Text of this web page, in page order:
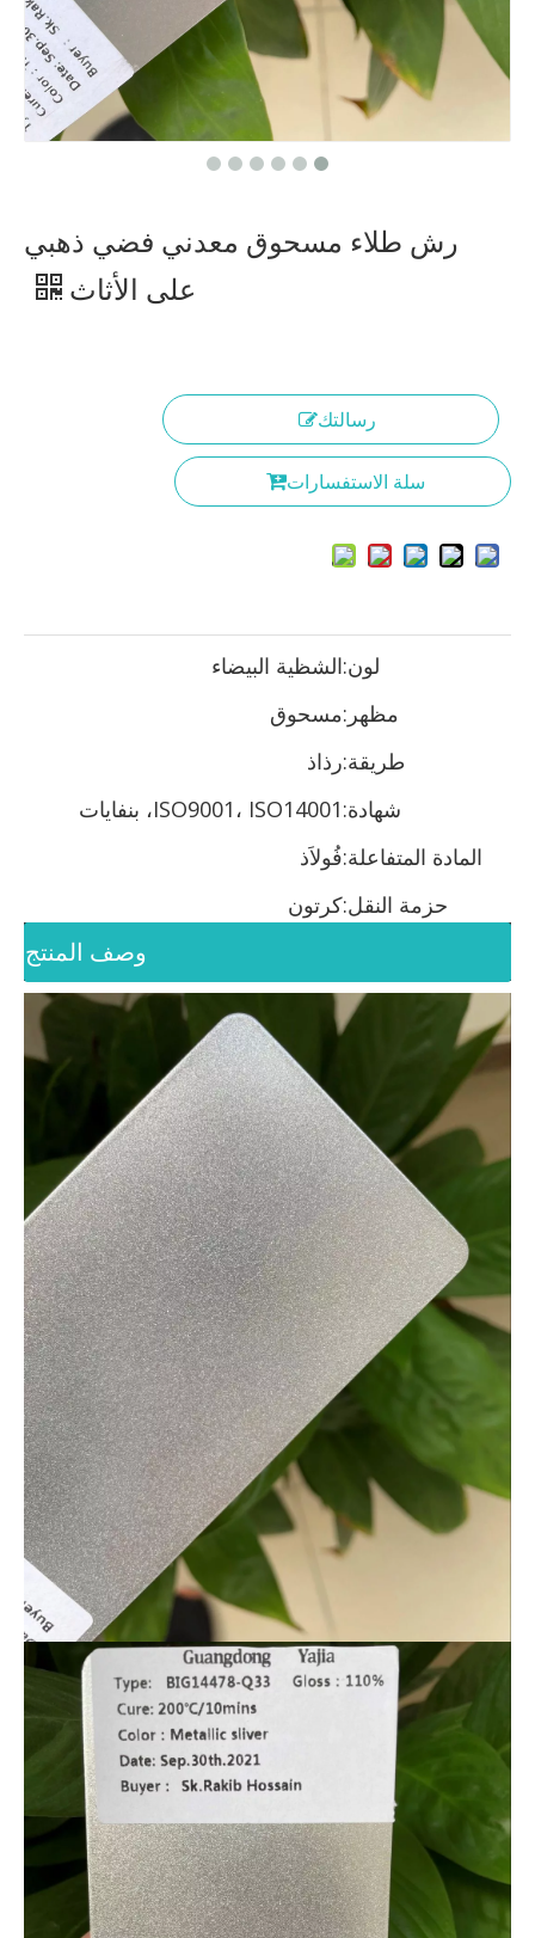
رش طلاء مسحوق معدني فضي ذهبي
على الأثاث
رسالتك
سلة الاستفسارات
لون:الشظية البيضاء
مظهر:مسحوق
طريقة:رذاذ
شهادة:ISO9001، ISO14001، بنفايات
المادة المتفاعلة:فُولاَذ
حزمة النقل:كرتون
وصف المنتج